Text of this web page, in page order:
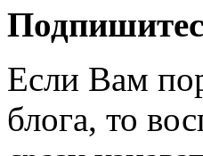
Если Вам
блога, то